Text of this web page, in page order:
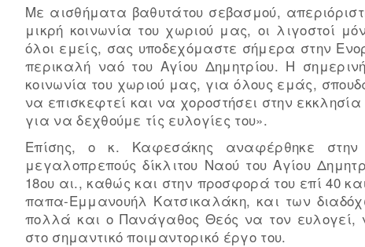
Με αισθήματα βαθυτάτου σεβασμού,
μικρή κοινωνία του χωριού μας, οι λιγοστοί
όλοι εμείς, σας υποδεχόμαστε σήμερα στην
περικαλή ναό του Αγίου Δημητρίου. Η
κοινωνία του χωριού μας, για όλους εμάς,
να επισκεφτεί και να χοροστήσει στην
για να δεχθούμε τίς ευλογίες του».
Επίσης, ο κ. Καφεσάκης αναφέρθηκε στην
μεγαλοπρεπούς δίκλιτου Ναού του Αγίου
18ου αι., καθώς και στην προσφορά του επί 40
παπα-Εμμανουήλ Κατσικαλάκη, και των
πολλά και ο Πανάγαθος Θεός να τον ευλογεί,
στο σημαντικό ποιμαντορικό έργο του.